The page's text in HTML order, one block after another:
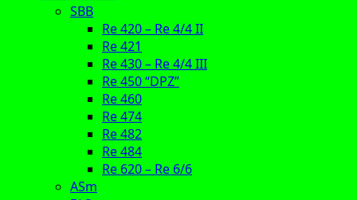
SBB
Re 420 – Re 4/4 II
Re 421
Re 430 – Re 4/4 III
Re 450 “DPZ”
Re 460
Re 474
Re 482
Re 484
Re 620 – Re 6/6
ASm